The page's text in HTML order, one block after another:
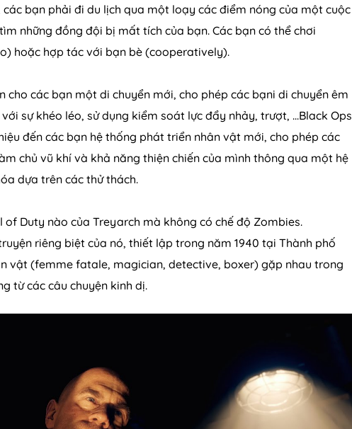
u
t
bạn phải đi du lịch qua một loạy các điểm nóng của một cuộc
những đồng đội bị mất tích của bạn. Các bạn có thể chơi
hoặc hợp tác với bạn bè (cooperatively).
cho các bạn một di chuyển mới, cho phép các bạni di chuyển êm
sự khéo léo, sử dụng kiểm soát lực đẩy nhảy, trượt, ...Black Ops
đến các bạn hệ thống phát triển nhân vật mới, cho phép các
chủ vũ khí và khả năng thiện chiến của mình thông qua một hệ
dựa trên các thử thách.
of Duty nào của Treyarch mà không có chế độ Zombies.
riêng biệt của nó, thiết lập trong năm 1940 tại Thành phố
vật (femme fatale, magician, detective, boxer) gặp nhau trong
từ các câu chuyện kinh dị.